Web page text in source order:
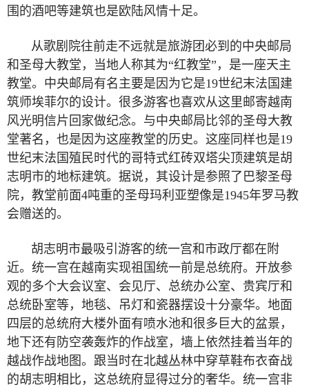
围的酒吧等建筑也是欧陆风情十足。
从歌剧院往前走不远就是旅游团必到的中央邮局
和圣母大教堂，当地人称其为“红教堂”，是一座天主
教堂。中央邮局有名主要是因为它是19世纪末法国建
筑师埃菲尔的设计。很多游客也喜欢从这里邮寄越南
风光明信片回家做纪念。与中央邮局比邻的圣母大教
堂著名，也是因为这座教堂的历史。这座同样也是19
世纪末法国殖民时代的哥特式红砖双塔尖顶建筑是胡
志明市的地标建筑。据说，其设计是参照了巴黎圣母
院，教堂前面4吨重的圣母玛利亚塑像是1945年罗马教
会赠送的。
胡志明市最吸引游客的统一宫和市政厅都在附
近。统一宫在越南实现祖国统一前是总统府。开放参
观的多个大会议室、会见厅、总统办公室、贵宾厅和
总统卧室等，地毯、吊灯和瓷器摆设十分豪华。地面
四层的总统府大楼外面有喷水池和很多巨大的盆景，
地下还有防空袭轰炸的作战室，墙上依然挂着当年的
越战作战地图。跟当时在北越丛林中穿草鞋布衣奋战
的胡志明相比，这总统府显得过分的奢华。统一宫非